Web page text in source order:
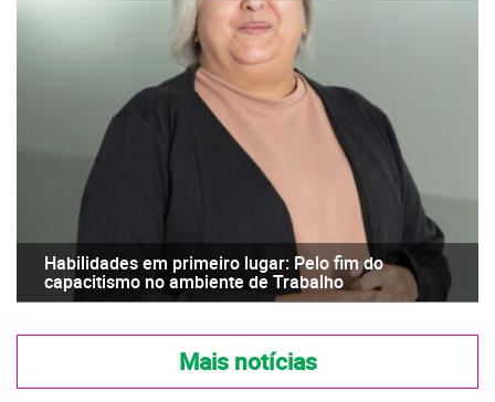
Habilidades em primeiro lugar: Pelo fim do
capacitismo no ambiente de Trabalho
Mais notícias